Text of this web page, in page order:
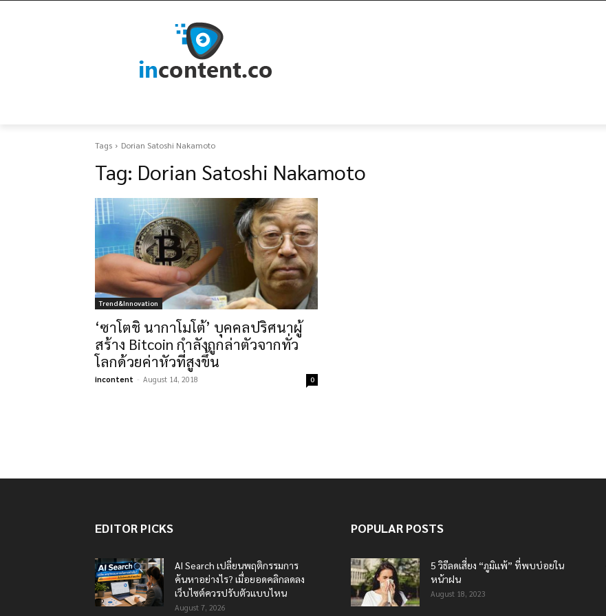
Tags Dorian Satoshi Nakamoto
Tag: Dorian Satoshi Nakamoto
Trend&Innovation
‘ซาโตชิ นากาโมโต้’ บุคคลปริศนาผู้
สร้าง Bitcoin กำลังถูกล่าตัวจากทั่ว
โลกด้วยค่าหัวที่สูงขึ้น
incontent - August 14, 2018 0
EDITOR PICKS
AI Search เปลี่ยนพฤติกรรมการ
ค้นหาอย่างไร? เมื่อยอดคลิกลดลง
เว็บไซต์ควรปรับตัวแบบไหน
August 7, 2026
POPULAR POSTS
5 วิธีลดเสี่ยง “ภูมิแพ้” ที่พบบ่อยใน
หน้าฝน
August 18, 2023